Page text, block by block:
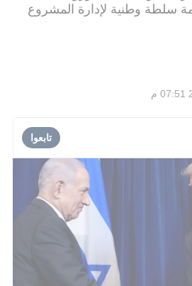
سلطة وطنية لإدارة المشروع
تابعوا